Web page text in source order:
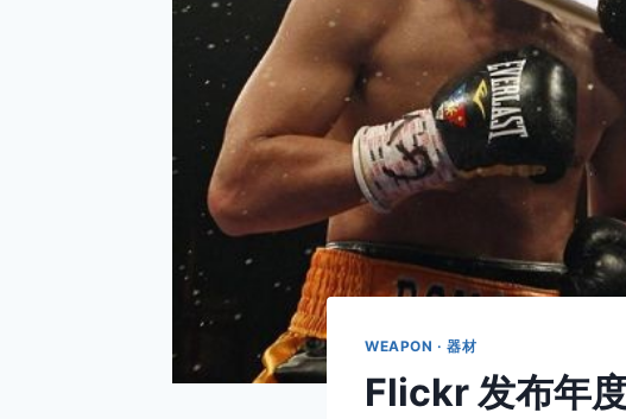
WEAPON · 器材
Flickr 发布年